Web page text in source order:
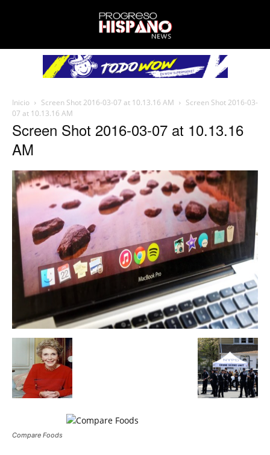
Inicio Screen Shot 2016-03-07 at 10.13.16 AM
Screen Shot 2016-03-
07 at 10.13.16 AM
Screen Shot 2016-03-07 at 10.13.16
AM
Compare Foods